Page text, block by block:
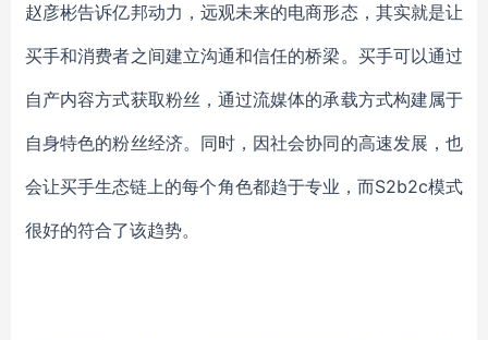
赵彦彬告诉亿邦动力，远观未来的电商形态，其实就是让
买手和消费者之间建立沟通和信任的桥梁。买手可以通过
自产内容方式获取粉丝，通过流媒体的承载方式构建属于
自身特色的粉丝经济。同时，因社会协同的高速发展，也
会让买手生态链上的每个角色都趋于专业，而S2b2c模式
很好的符合了该趋势。